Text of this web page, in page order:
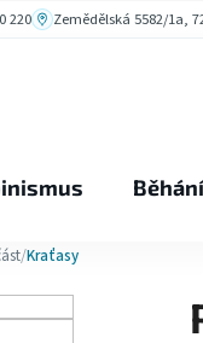
220 Zemědělská 5582/1a,
Běhání
/Kraťasy